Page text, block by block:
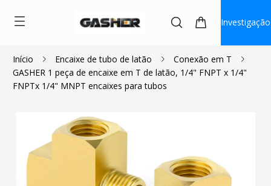
Investigação
Início Encaixe de tubo de latão
Conexão em T
GASHER 1 peça de encaixe em T de latão, 1/4" FNPT x 1/4"
FNPTx 1/4" MNPT encaixes para tubos
$4.19